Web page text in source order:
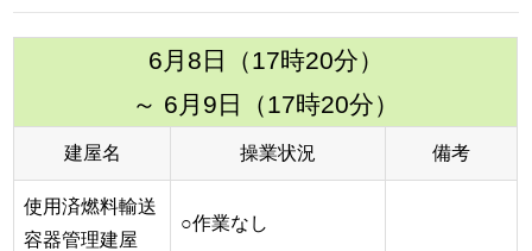
6月8日（17時20分）
～ 6月9日（17時20分）
建屋名 操業状況 備考
使用済燃料輸送
容器管理建屋
○作業なし